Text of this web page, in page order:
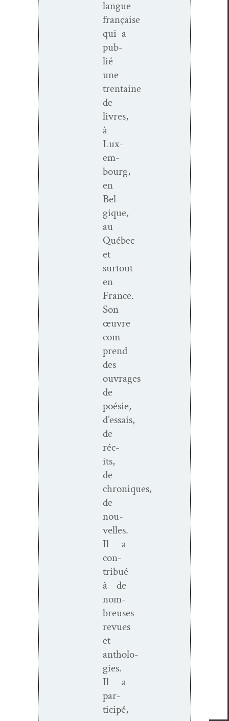
langue
française
qui a
pub­
lié
une
trentaine
de
livres,
à
Lux­
em­
bourg,
en
Bel­
gique,
au
Québec
et
surtout
en
France.
Son
œuvre
com­
prend
des
ouvrages
de
poésie,
d’essais,
de
réc­
its,
de
chroniques,
de
nou­
velles.
Il a
con­
tribué
à de
nom­
breuses
revues
et
antholo­
gies.
Il a
par­
ticipé,